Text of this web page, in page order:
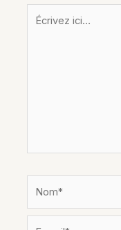
Écrivez
ici…